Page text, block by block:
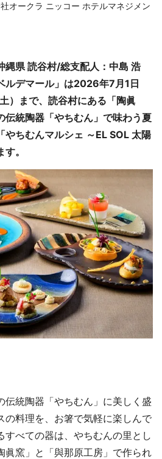
オークラ ニッコー ホテルマネジメン
縄県 読谷村/総支配人：中島 浩
ルデマール」は2026年7月1日
）まで、読谷村にある「陶眞
伝統陶器「やちむん」で味わう夏
やちむんマルシェ ～EL SOL 太陽
。
伝統陶器「やちむん」に美しく盛
の料理を、お箸で気軽に楽しんで
すべての器は、やちむんの里とし
眞窯」と「與那原工房」で作られ